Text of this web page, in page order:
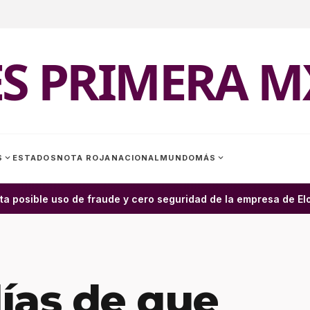
PRIMERA
expand_more ESTADOS NOTA ROJA NACIONAL MUNDOMÁS expand_more
uso de fraude y cero seguridad de la empresa de Elon